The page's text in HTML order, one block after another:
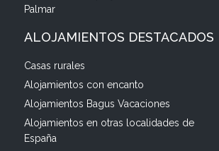
Palmar
ALOJAMIENTOS DESTACADOS
Casas rurales
Alojamientos con encanto
Alojamientos Bagus Vacaciones
Alojamientos en otras localidades de
España